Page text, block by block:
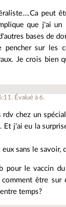
peut
que j'ai
bases de
pencher sur les
Je crois
. Évalué à6.
rdv chez un
Et j'ai eu la
sans le
pour le vaccin
être
temps?